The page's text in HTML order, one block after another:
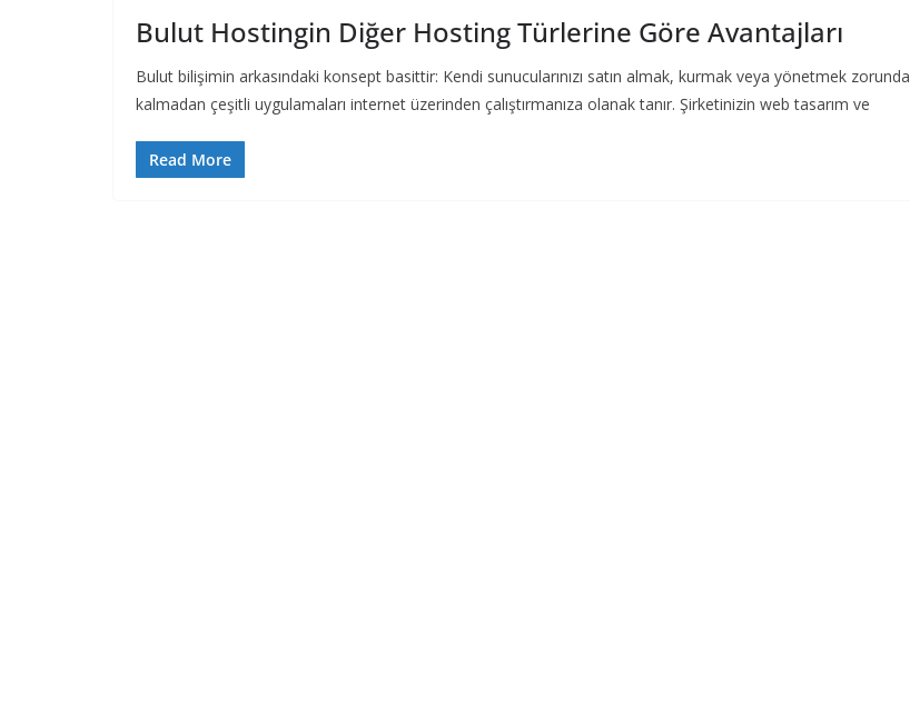
Bulut Hostingin Diğer Hosting Türlerine Göre Avantajları
Bulut bilişimin arkasındaki konsept basittir: Kendi sunucularınızı satın almak, kurmak veya yönetmek zorunda
kalmadan çeşitli uygulamaları internet üzerinden çalıştırmanıza olanak tanır. Şirketinizin web tasarım ve
Read More